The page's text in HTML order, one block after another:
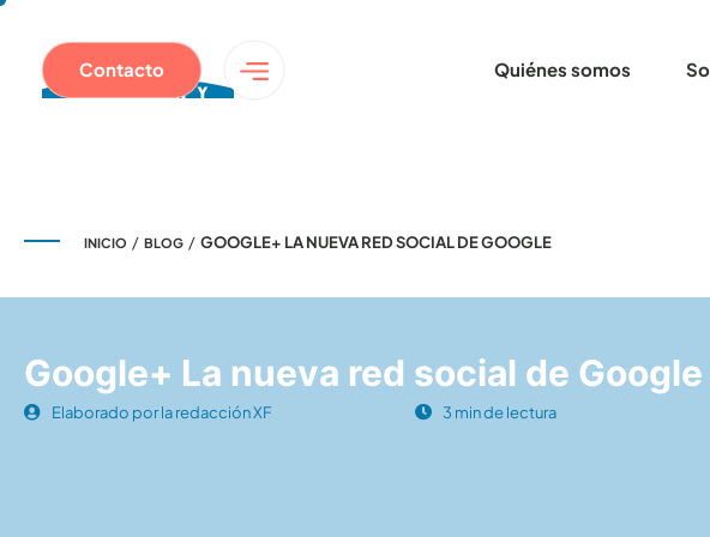
Quiénes somos
Contacto
INICIO / BLOG / GOOGLE+ LA NUEVA RED SOCIAL DE GOOGLE
Google+ La nueva red social de Google
Elaborado por la redacción XF 3 min de lectura